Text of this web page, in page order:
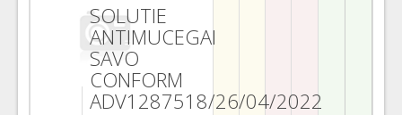
SOLUTIE
ANTIMUCEGAI
SAVO
CONFORM
ADV1287518/26/04/2022